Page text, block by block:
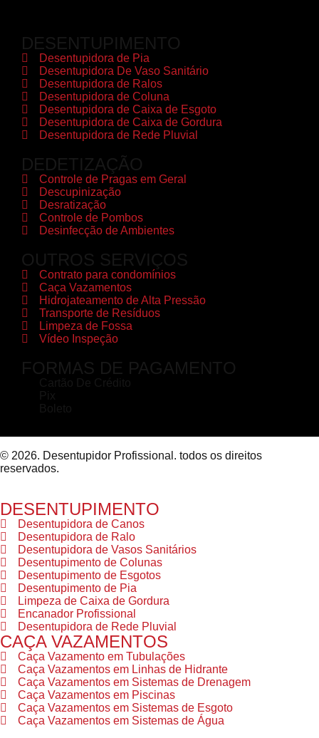
DESENTUPIMENTO
Desentupidora de Pia
Desentupidora De Vaso Sanitário
Desentupidora de Ralos
Desentupidora de Coluna
Desentupidora de Caixa de Esgoto
Desentupidora de Caixa de Gordura
Desentupidora de Rede Pluvial
DEDETIZAÇÃO
Controle de Pragas em Geral
Descupinização
Desratização
Controle de Pombos
Desinfecção de Ambientes
OUTROS SERVIÇOS
Contrato para condomínios
Caça Vazamentos
Hidrojateamento de Alta Pressão
Transporte de Resíduos
Limpeza de Fossa
Vídeo Inspeção
FORMAS DE PAGAMENTO
© 2026. Desentupidor Profissional. todos os direitos
reservados.
DESENTUPIMENTO
Desentupidora de Canos
Desentupidora de Ralo
Desentupidora de Vasos Sanitários
Desentupimento de Colunas
Desentupimento de Esgotos
Desentupimento de Pia
Limpeza de Caixa de Gordura
Encanador Profissional
Desentupidora de Rede Pluvial
CAÇA VAZAMENTOS
Caça Vazamento em Tubulações
Caça Vazamentos em Linhas de Hidrante
Caça Vazamentos em Sistemas de Drenagem
Caça Vazamentos em Piscinas
Caça Vazamentos em Sistemas de Esgoto
Caça Vazamentos em Sistemas de Água